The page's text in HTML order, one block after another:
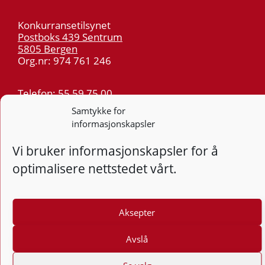
Samtykke for
informasjonskapsler
Vi bruker informasjonskapsler for å
optimalisere nettstedet vårt.
Aksepter
Avslå
Konkurransetilsynet
Postboks 439 Sentrum
5805 Bergen
Org.nr: 974 761 246
Telefon:55 59 75 00
post@kt.no
Nyhetsvarsel >>
Personvern